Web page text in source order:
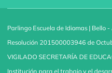
Parlingo Escuela de Idiomas | Bello
Resolución 201500003946 de
VIGILADO SECRETARÍA DE
Institución para el trabajo y el